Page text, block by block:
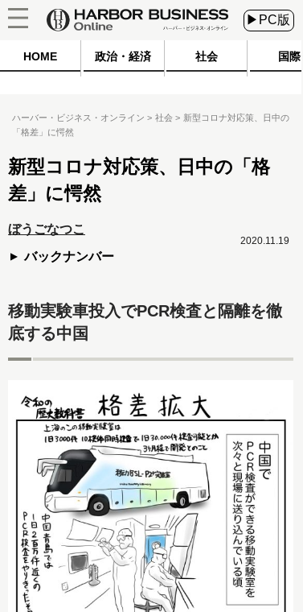
▶PC版
HOME 政治・経済 社会 国際
ハーバー・ビジネス・オンライン 社会
新型コロナ対応策、日中の
「格差」に愕然
新型コロナ対応策、日中の「格
差」に愕然
ぼうごなつこ
バックナンバー
2020.11.19
移動実験車投入でPCR検査と隔離を徹
底する中国